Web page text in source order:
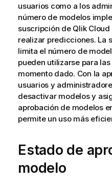
usuarios como a los
número de modelos
suscripción de Qlik Cloud
realizar predicciones. La
limita el número de
pueden utilizarse para
momento dado. Con la
usuarios y
desactivar modelos y
aprobación de modelos
permite un uso más
Estado de
modelo